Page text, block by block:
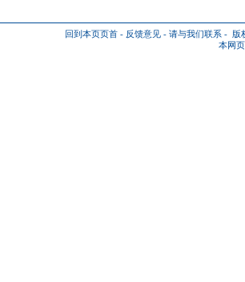
回到本页页首 - 反馈意见 - 请与我们联系 - 版
本网